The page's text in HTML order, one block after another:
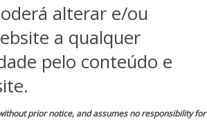
alterar e/ou
a qualquer
pelo conteúdo e
prior notice, and assumes no responsibility for